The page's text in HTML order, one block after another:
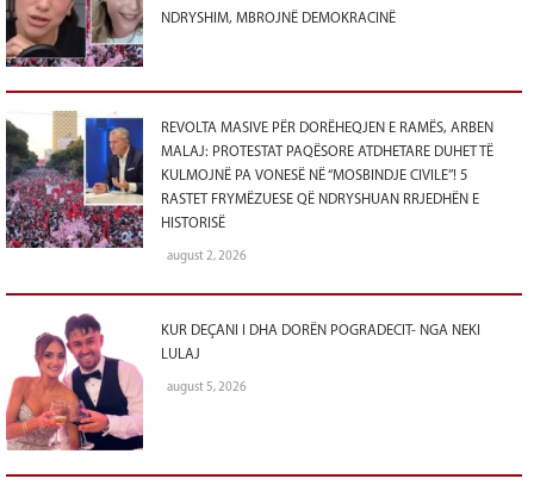
NDRYSHIM, MBROJNË DEMOKRACINË
REVOLTA MASIVE PËR DORËHEQJEN E RAMËS, ARBEN
MALAJ: PROTESTAT PAQËSORE ATDHETARE DUHET TË
KULMOJNË PA VONESË NË “MOSBINDJE CIVILE”! 5
RASTET FRYMËZUESE QË NDRYSHUAN RRJEDHËN E
HISTORISË
august 2, 2026
KUR DEÇANI I DHA DORËN POGRADECIT- NGA NEKI
LULAJ
august 5, 2026